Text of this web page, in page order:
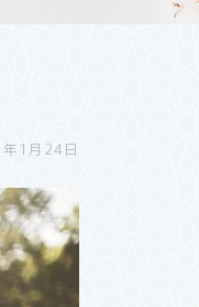
1月24日